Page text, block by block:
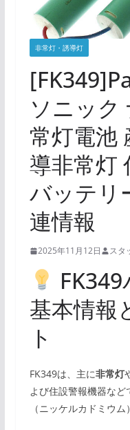
非常灯・誘導灯
ソニック
常灯電池
導非常灯
バッテリ
連情報
2025年11月12日 スタ
基本情報
ト
FK349は、主に非常灯
よび住設警報機器な
（ニッケルカドミウ